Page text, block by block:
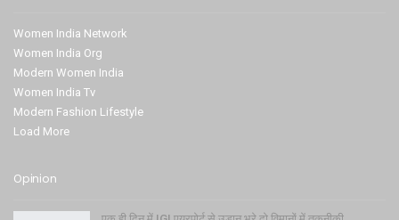
Women India Network
Women India Org
Modern Women India
Women India Tv
Modern Fashion Lifestyle
Load More
Opinion